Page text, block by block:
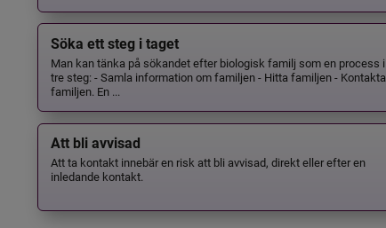
Söka ett steg i taget
Man kan tänka på sökandet efter biologisk familj som en process i
tre steg: - Samla information om familjen - Hitta familjen - Kontakta
familjen. En ...
Att bli avvisad
Att ta kontakt innebär en risk att bli avvisad, direkt eller efter en
inledande kontakt.